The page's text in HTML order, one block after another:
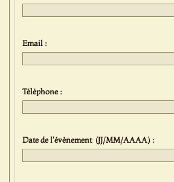
Email :
Téléphone :
Date de l'évènement (JJ/MM/AAAA) :